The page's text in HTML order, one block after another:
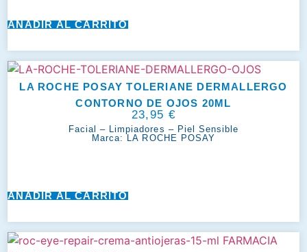
AÑADIR AL CARRITO
LA ROCHE POSAY TOLERIANE DERMALLERGO
CONTORNO DE OJOS 20ML
23,95 €
Facial – Limpiadores – Piel Sensible
Marca: LA ROCHE POSAY
AÑADIR AL CARRITO